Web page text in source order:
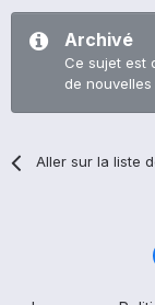
Archivé
Ce sujet est
de
Aller sur la liste